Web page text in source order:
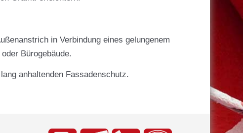
in Verbindung eines gelungenem
Bürogebäude.
anhaltenden Fassadenschutz.